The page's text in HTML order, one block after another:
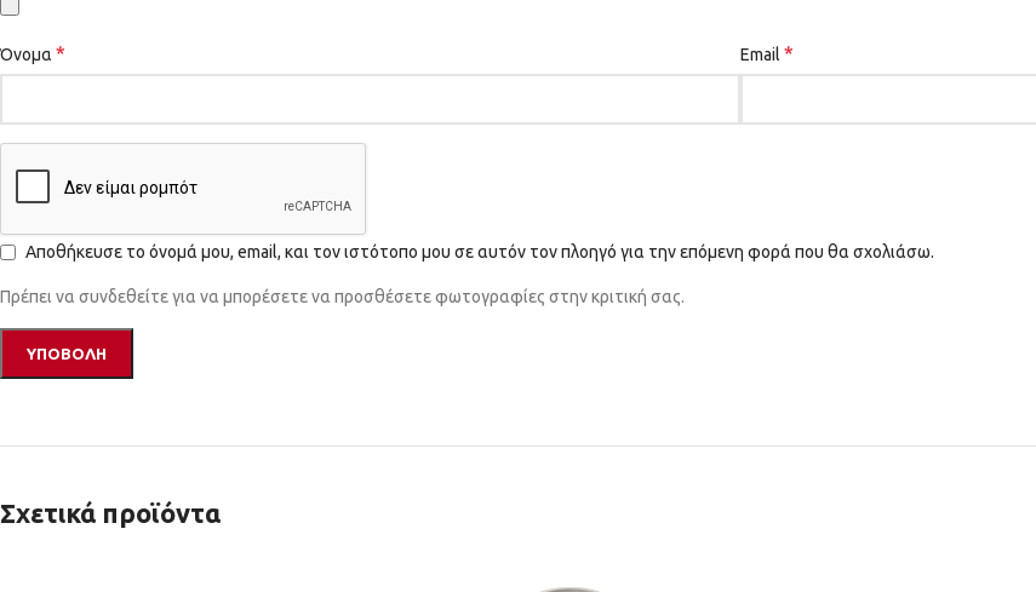
Όνομα * Email *
Αποθήκευσε το όνομά μου, email, και τον ιστότοπο μου σε αυτόν τον πλοηγό για την επόμενη φορά που θα σχολιάσω.
Πρέπει να συνδεθείτε για να μπορέσετε να προσθέσετε φωτογραφίες στην κριτική σας.
Σχετικά προϊόντα